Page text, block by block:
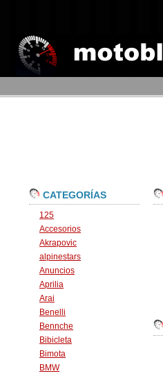
CATEGORÍAS
125
Accesorios
Akrapovic
alpinestars
Anuncios
Aprilia
Arai
Benelli
Bennche
Bibicleta
Bimota
BMW